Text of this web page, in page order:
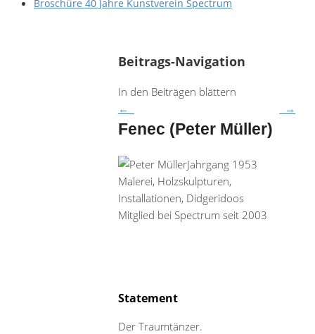
Broschüre 40 Jahre Kunstverein Spectrum
Beitrags-Navigation
In den Beiträgen blättern
→
←
Fenec (Peter Müller)
Jahrgang 1953
Malerei, Holzskulpturen,
Installationen, Didgeridoos
Mitglied bei Spectrum seit 2003
Statement
Der Traumtänzer.